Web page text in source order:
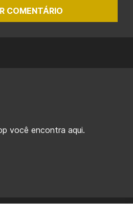
COMENTÁRIO
você encontra aqui.